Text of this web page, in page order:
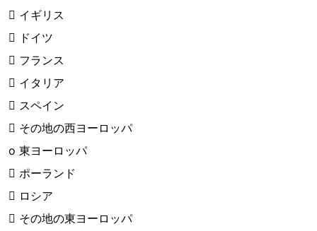
 イギリス
 ドイツ
 フランス
 イタリア
 スペイン
 その地の西ヨーロッパ
o 東ヨーロッパ
 ポーランド
 ロシア
 その地の東ヨーロッパ